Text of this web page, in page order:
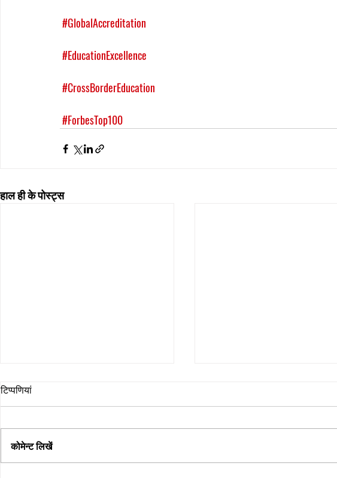
#GlobalAccreditation
#EducationExcellence
#CrossBorderEducation
#ForbesTop100
हाल ही के पोस्ट्स
टिप्पणियां
कोमेन्ट लिखें